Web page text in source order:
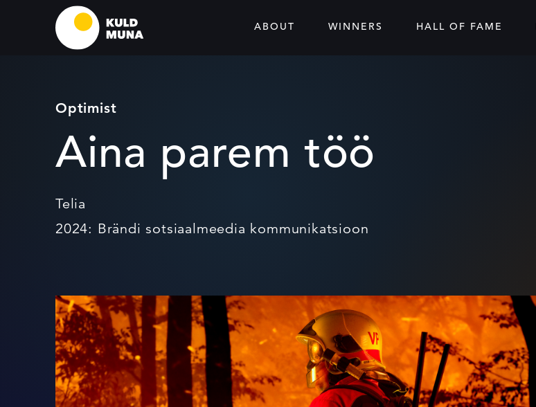
ABOUT WINNERS HALL OF FAME
Optimist
Aina parem töö
Telia
2024: Brändi sotsiaalmeedia kommunikatsioon